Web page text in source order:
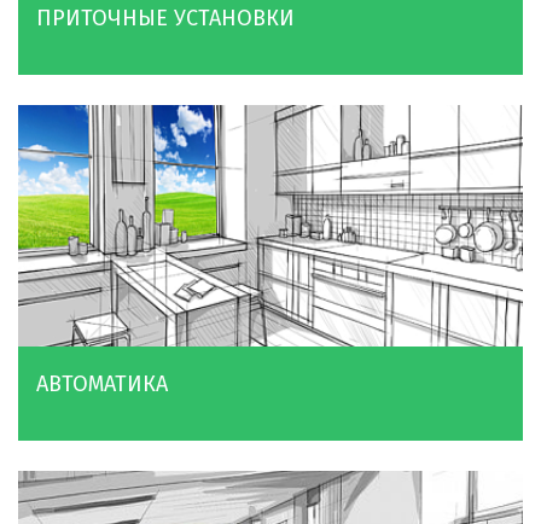
ПРИТОЧНЫЕ УСТАНОВКИ
АВТОМАТИКА